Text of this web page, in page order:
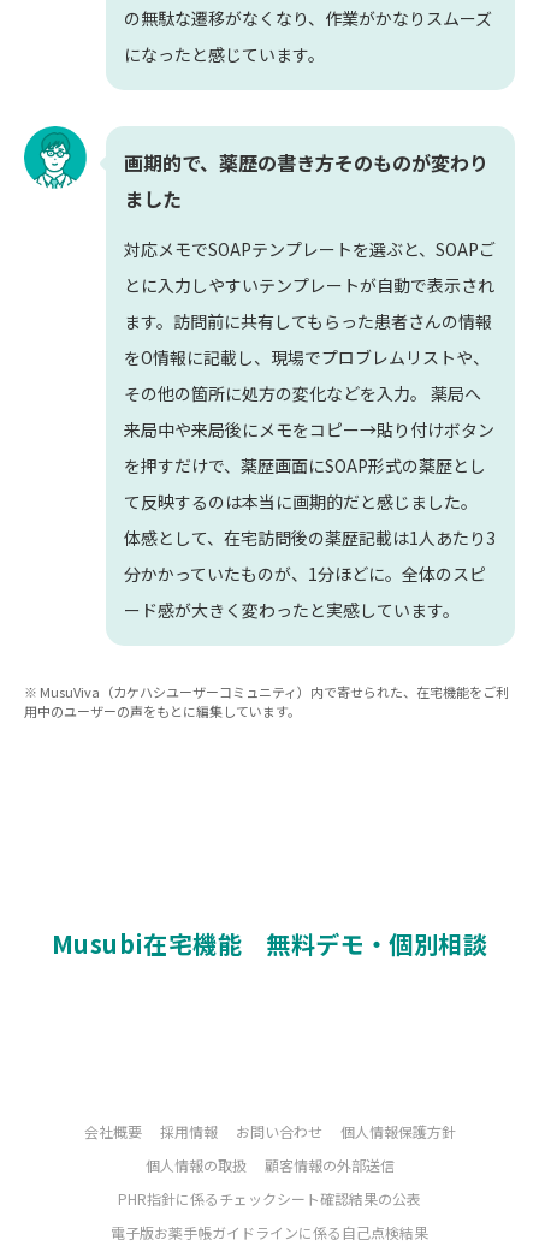
の無駄な遷移がなくなり、作業がかなりスムーズ
になったと感じています。
画期的で、薬歴の書き方そのものが変わり
ました
対応メモでSOAPテンプレートを選ぶと、SOAPご
とに入力しやすいテンプレートが自動で表示され
ます。訪問前に共有してもらった患者さんの情報
をO情報に記載し、現場でプロブレムリストや、
その他の箇所に処方の変化などを入力。 薬局へ
来局中や来局後にメモをコピー→貼り付けボタン
を押すだけで、薬歴画面にSOAP形式の薬歴とし
て反映するのは本当に画期的だと感じました。
体感として、在宅訪問後の薬歴記載は1人あたり3
分かかっていたものが、1分ほどに。全体のスピ
ード感が大きく変わったと実感しています。
※ MusuViva（カケハシユーザーコミュニティ）内で寄せられた、在宅機能をご利
用中のユーザーの声をもとに編集しています。
Musubi在宅機能　無料デモ・個別相談
会社概要 採用情報 お問い合わせ
個人情報保護方針
個人情報の取扱
顧客情報の外部送信
PHR指針に係るチェックシート確認結果の公表
電子版お薬手帳ガイドラインに係る自己点検結果